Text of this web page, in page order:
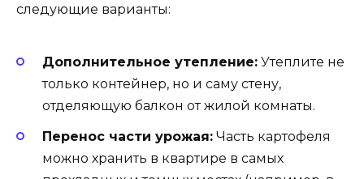
следующие варианты:
Дополнительное утепление: Утеплите не
только контейнер, но и саму стену,
отделяющую балкон от жилой комнаты.
Перенос части урожая: Часть картофеля
можно хранить в квартире в самых